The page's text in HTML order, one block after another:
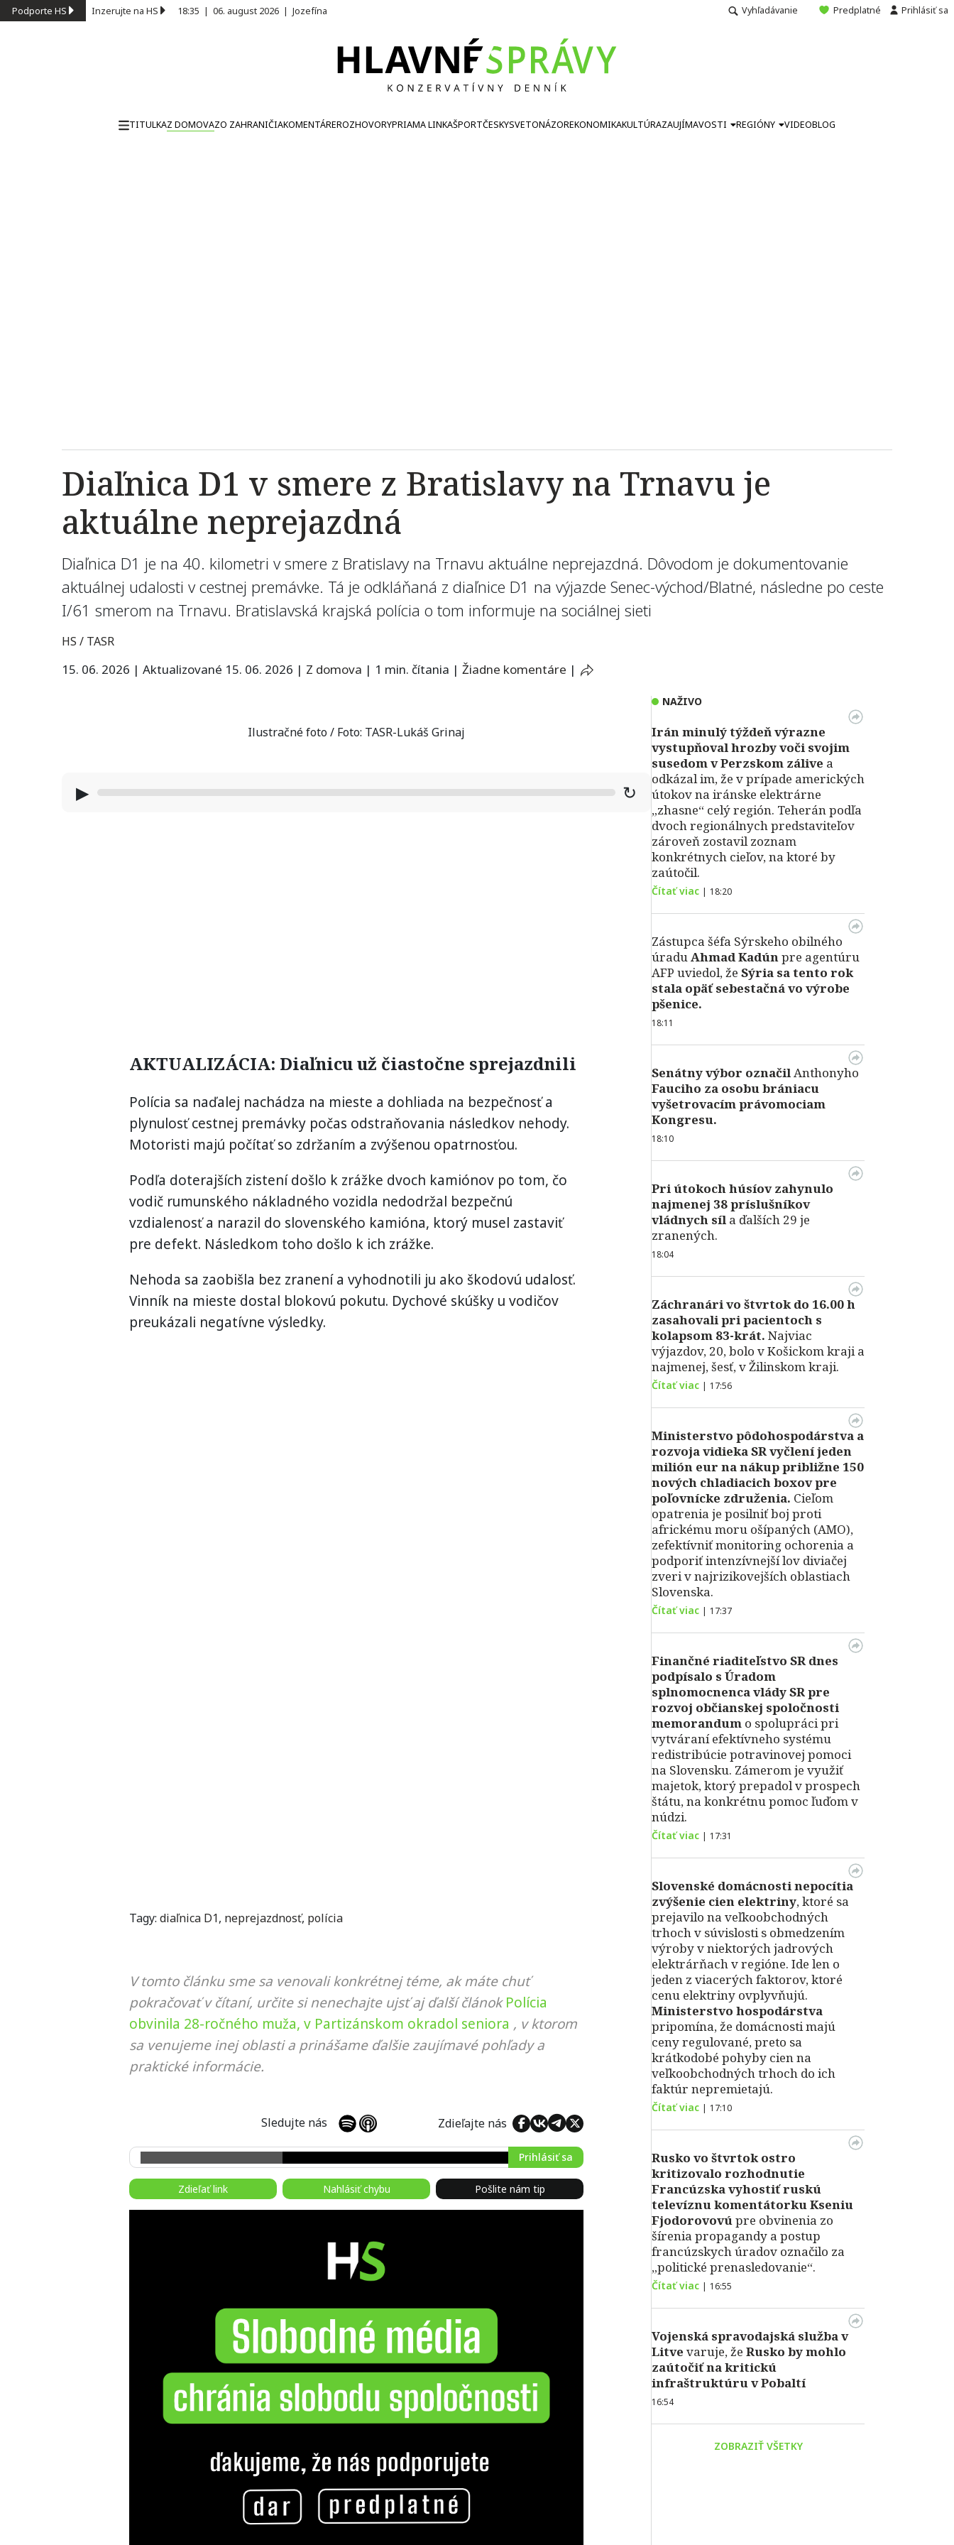
Podporte HS Inzerujte na HS 18:35 | 06. august 2026 | Jozefína Vyhľadávanie Predplatné Prihlásiť sa
TITULKAZ DOMOVAZO ZAHRANIČIAKOMENTÁREROZHOVORYPRIAMA LINKAŠPORTČESKYSVETONÁZOREKONOMIKAKULTÚRAZAUJÍMAVOSTI REGIÓNY VIDEOBLOG
Diaľnica D1 v smere z Bratislavy na Trnavu je
aktuálne neprejazdná
Diaľnica D1 je na 40. kilometri v smere z Bratislavy na Trnavu aktuálne neprejazdná. Dôvodom je dokumentovanie
aktuálnej udalosti v cestnej premávke. Tá je odkláňaná z diaľnice D1 na výjazde Senec-východ/Blatné, následne po ceste
I/61 smerom na Trnavu. Bratislavská krajská polícia o tom informuje na sociálnej sieti
HS / TASR
15. 06. 2026 | Aktualizované 15. 06. 2026 | Z domova | 1 min. čítania | Žiadne komentáre |
Ilustračné foto / Foto: TASR-Lukáš Grinaj
▶ ↻
AKTUALIZÁCIA: Diaľnicu už čiastočne sprejazdnili
Polícia sa naďalej nachádza na mieste a dohliada na bezpečnosť a
plynulosť cestnej premávky počas odstraňovania následkov nehody.
Motoristi majú počítať so zdržaním a zvýšenou opatrnosťou.
Podľa doterajších zistení došlo k zrážke dvoch kamiónov po tom, čo
vodič rumunského nákladného vozidla nedodržal bezpečnú
vzdialenosť a narazil do slovenského kamióna, ktorý musel zastaviť
pre defekt. Následkom toho došlo k ich zrážke.
Nehoda sa zaobišla bez zranení a vyhodnotili ju ako škodovú udalosť.
Vinník na mieste dostal blokovú pokutu. Dychové skúšky u vodičov
preukázali negatívne výsledky.
Tagy: diaľnica D1, neprejazdnosť, polícia
V tomto článku sme sa venovali konkrétnej téme, ak máte chuť
pokračovať v čítaní, určite si nenechajte ujsť aj ďalší článok Polícia
obvinila 28-ročného muža, v Partizánskom okradol seniora , v ktorom
sa venujeme inej oblasti a prinášame ďalšie zaujímavé pohľady a
praktické informácie.
Sledujte nás Zdieľajte nás
Prihlásiť sa
Zdieľať link Nahlásiť chybu Pošlite nám tip
NAŽIVO
Irán minulý týždeň výrazne
vystupňoval hrozby voči svojim
susedom v Perzskom zálive a
odkázal im, že v prípade amerických
útokov na iránske elektrárne
„zhasne“ celý región. Teherán podľa
dvoch regionálnych predstaviteľov
zároveň zostavil zoznam
konkrétnych cieľov, na ktoré by
zaútočil.
Čítať viac | 18:20
Zástupca šéfa Sýrskeho obilného
úraduAhmad Kadúnpre agentúru
AFP uviedol, že Sýria sa tento rok
stala opäť sebestačná vo výrobe
pšenice.
18:11
Senátny výbor označilAnthonyho
Fauciho za osobu brániacu
vyšetrovacím právomociam
Kongresu.
18:10
Pri útokoch húsíov zahynulo
najmenej 38 príslušníkov
vládnych síl a ďalších 29 je
zranených.
18:04
Záchranári vo štvrtok do 16.00 h
zasahovali pri pacientoch s
kolapsom 83-krát. Najviac
výjazdov, 20, bolo v Košickom kraji a
najmenej, šesť, v Žilinskom kraji.
Čítať viac | 17:56
Ministerstvo pôdohospodárstva a
rozvoja vidieka SR vyčlení jeden
milión eur na nákup približne 150
nových chladiacich boxov pre
poľovnícke združenia. Cieľom
opatrenia je posilniť boj proti
africkému moru ošípaných (AMO),
zefektívniť monitoring ochorenia a
podporiť intenzívnejší lov diviačej
zveri v najrizikovejších oblastiach
Slovenska.
Čítať viac | 17:37
Finančné riaditeľstvo SR dnes
podpísalo s Úradom
splnomocnenca vlády SR pre
rozvoj občianskej spoločnosti
memorandum o spolupráci pri
vytváraní efektívneho systému
redistribúcie potravinovej pomoci
na Slovensku. Zámerom je využiť
majetok, ktorý prepadol v prospech
štátu, na konkrétnu pomoc ľuďom v
núdzi.
Čítať viac | 17:31
Slovenské domácnosti nepocítia
zvýšenie cien elektriny, ktoré sa
prejavilo na veľkoobchodných
trhoch v súvislosti s obmedzením
výroby v niektorých jadrových
elektrárňach v regióne. Ide len o
jeden z viacerých faktorov, ktoré
cenu elektriny ovplyvňujú.
Ministerstvo hospodárstva
pripomína, že domácnosti majú
ceny regulované, preto sa
krátkodobé pohyby cien na
veľkoobchodných trhoch do ich
faktúr nepremietajú.
Čítať viac | 17:10
Rusko vo štvrtok ostro
kritizovalo rozhodnutie
Francúzska vyhostiť ruskú
televíznu komentátorku Kseniu
Fjodorovovúpre obvinenia zo
šírenia propagandy a postup
francúzskych úradov označilo za
„politické prenasledovanie“.
Čítať viac | 16:55
Vojenská spravodajská služba v
Litve varuje, že Rusko by mohlo
zaútočiť na kritickú
infraštruktúru v Pobaltí
16:54
ZOBRAZIŤ VŠETKY